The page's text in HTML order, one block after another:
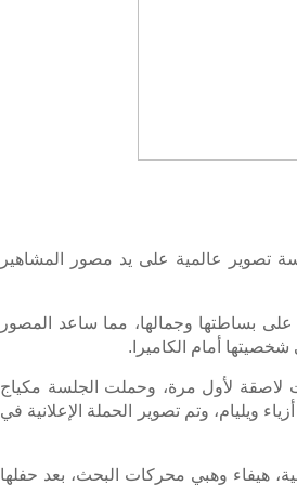
تصوير عالمية على يد مصور المشاهير
بساطتها وجمالها، مما ساعد المصور
أمام الكاميرا.
لاصقة لأول مرة، وحملت الجلسة مكياج
وتم تصوير الحملة الإعلانية في
هيفاء وهبي محركات البحث، بعد حفلها